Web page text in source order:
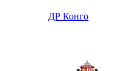
ДР Конго